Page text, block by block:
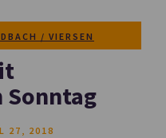
/ VIERSEN
Sonntag
27, 2018